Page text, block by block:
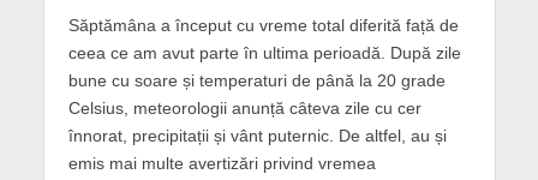
Săptămâna a început cu vreme total diferită față de
ceea ce am avut parte în ultima perioadă. După zile
bune cu soare și temperaturi de până la 20 grade
Celsius, meteorologii anunță câteva zile cu cer
înnorat, precipitații și vânt puternic. De altfel, au și
emis mai multe avertizări privind vremea